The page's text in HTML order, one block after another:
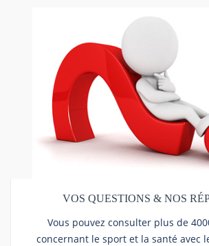
VOS QUESTIONS & NOS
Vous pouvez consulter plus de
concernant le sport et la santé avec